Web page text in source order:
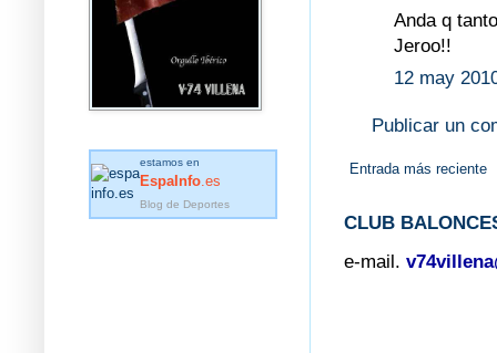
Anda q
Jeroo!!
12 may
Publicar un
Entrada más reciente
CLUB
e-mail.
estamos en
EspaInfo .es
Blog de Deportes